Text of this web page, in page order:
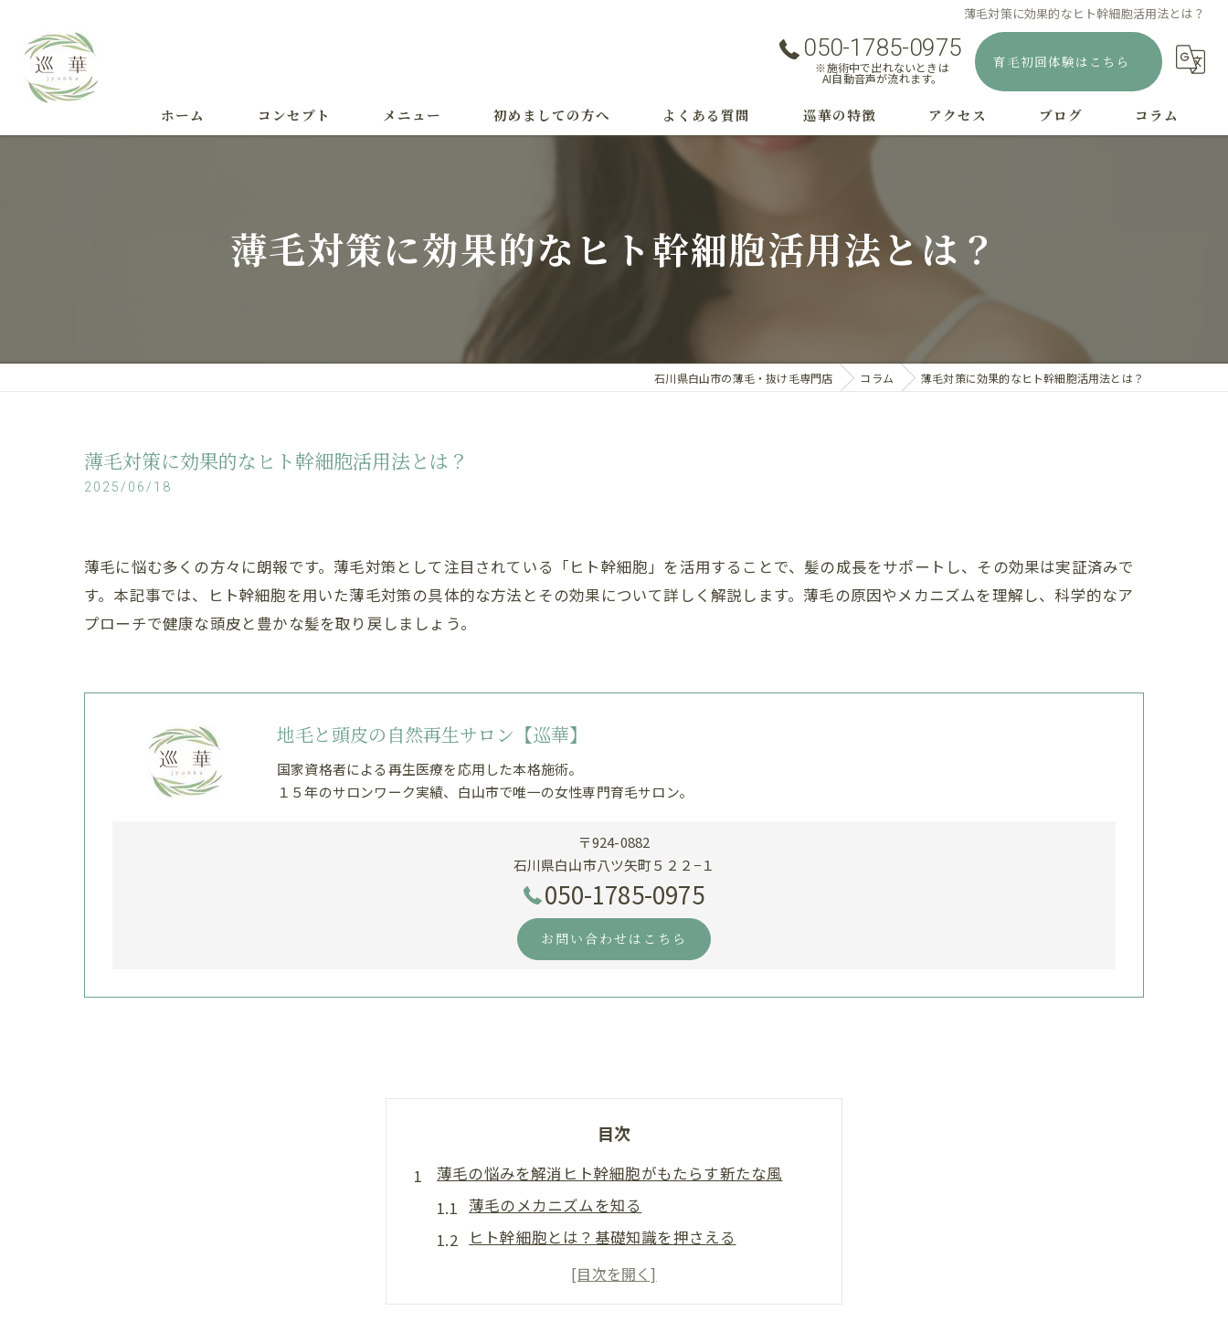
薄毛対策に効果的なヒト幹細胞活用法とは？
050-1785-0975
※施術中で出れないときは
AI自動音声が流れます。
育毛初回体験はこちら
ホーム コンセプト メニュー 初めましての方へ よくある質問 巡華の特徴
M字はげ
アクセス ブログ コラム
薄毛対策に効果的なヒト幹細胞活用法とは？
石川県白山市の薄毛・抜け毛専門店 コラム 薄毛対策に効果的なヒト幹細胞活用法とは？
薄毛対策に効果的なヒト幹細胞活用法とは？
2025/06/18
薄毛に悩む多くの方々に朗報です。薄毛対策として注目されている「ヒト幹細胞」を活用することで、髪の成長をサポートし、その効果は実証済みで
す。本記事では、ヒト幹細胞を用いた薄毛対策の具体的な方法とその効果について詳しく解説します。薄毛の原因やメカニズムを理解し、科学的なア
プローチで健康な頭皮と豊かな髪を取り戻しましょう。
地毛と頭皮の自然再生サロン【巡華】
国家資格者による再生医療を応用した本格施術。
１５年のサロンワーク実績、白山市で唯一の女性専門育毛サロン。
〒924-0882
石川県白山市八ツ矢町５２２−１
050-1785-0975
お問い合わせはこちら
目次
薄毛の悩みを解消ヒト幹細胞がもたらす新たな風
薄毛のメカニズムを知る
ヒト幹細胞とは？基礎知識を押さえる
薄毛対策におけるヒト幹細胞の役割
最新研究が示すヒト幹細胞の可能性